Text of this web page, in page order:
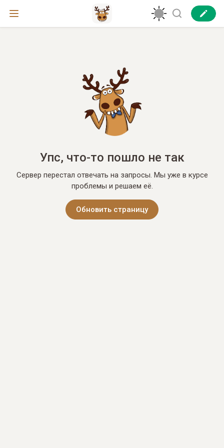
Упс, что-то пошло не так
Сервер перестал отвечать на запросы. Мы уже в курсе
проблемы и решаем её.
Обновить страницу